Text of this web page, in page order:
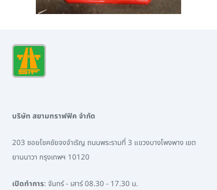
บริษัท สยามทราฟฟิค จำกัด
203 ซอยโชคชัยจงจำเริญ ถนนพระรามที่ 3 แขวงบางโพงพาง เขต
ยานนาวา กรุงเทพฯ 10120
เปิดทำการ: จันทร์ - เสาร์ 08.30 - 17.30 น.